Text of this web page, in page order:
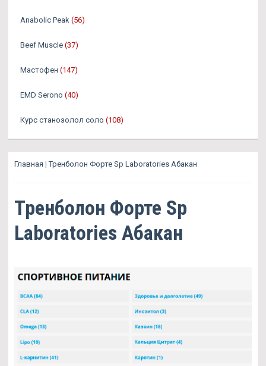
Anabolic Peak (56)
Beef Muscle (37)
Мастофен (147)
EMD Serono (40)
Курс станозолол соло (108)
Главная |Тренболон Форте Sp Laboratories Абакан
Тренболон Форте Sp
Laboratories Абакан